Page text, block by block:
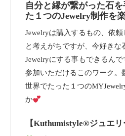
自分と縁が繋がった石
た１つのJewelry制作を
Jewelryは購入するもの、依
と考えがちですが、今好きな
Jewelryにする事もできるん
参加いただけるこのワーク。
世界でたった１つの
か
【Kuthumistyle®️ジュエリ